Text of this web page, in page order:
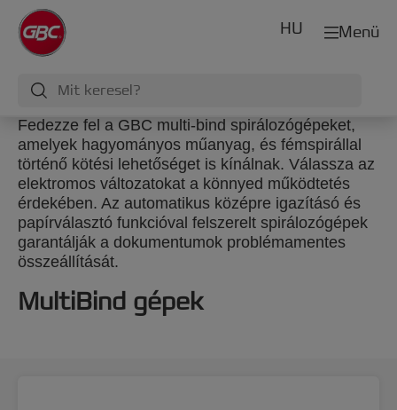
Menü
HU
Fedezze fel a GBC multi-bind spirálozógépeket,
amelyek hagyományos műanyag, és fémspirállal
történő kötési lehetőséget is kínálnak. Válassza az
elektromos változatokat a könnyed működtetés
érdekében. Az automatikus középre igazításó és
papírválasztó funkcióval felszerelt spirálozógépek
garantálják a dokumentumok problémamentes
összeállítását.
MultiBind gépek